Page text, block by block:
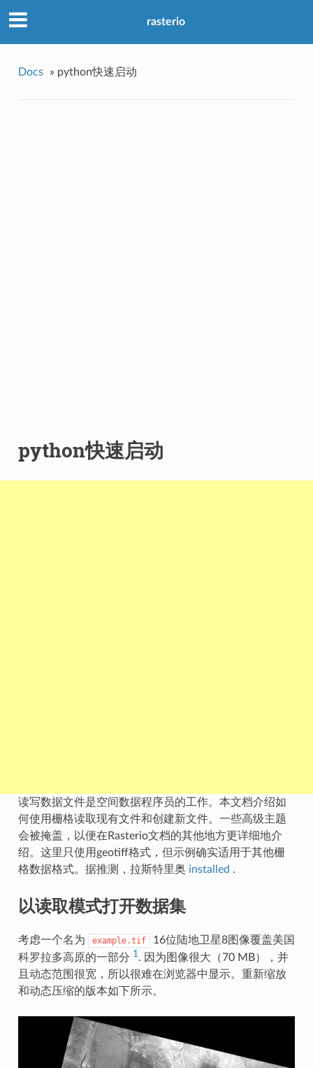
rasterio
Docs » python快速启动
python快速启动
读写数据文件是空间数据程序员的工作。本文档介绍如
何使用栅格读取现有文件和创建新文件。一些高级主题
会被掩盖，以便在Rasterio文档的其他地方更详细地介
绍。这里只使用geotiff格式，但示例确实适用于其他栅
格数据格式。据推测，拉斯特里奥 installed .
以读取模式打开数据集
考虑一个名为 example.tif
16位陆地卫星8图像覆盖美国
科罗拉多高原的一部分 1. 因为图像很大（70 MB），并
且动态范围很宽，所以很难在浏览器中显示。重新缩放
和动态压缩的版本如下所示。